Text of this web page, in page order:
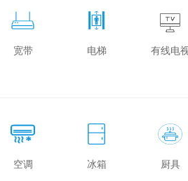
宽带 电梯 有线电
空调 冰箱 厨具